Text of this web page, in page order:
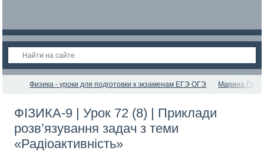
Физика - уроки для подготовки к экзаменам ЕГЭ ОГЭ Марина
ФІЗИКА-9 | Урок 72 (8) | Приклади
розв’язування задач з теми
«Радіоактивність»